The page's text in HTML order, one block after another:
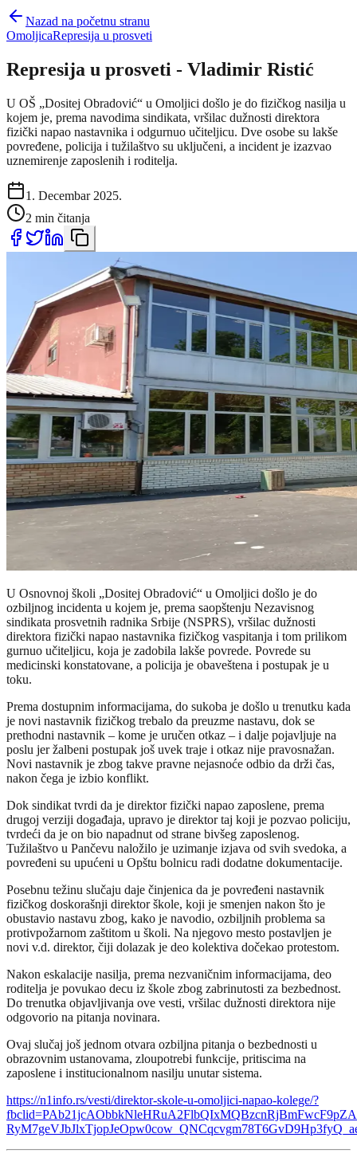
Nazad na početnu stranu
OmoljicaRepresija u prosveti
Represija u prosveti - Vladimir Ristić
U OŠ „Dositej Obradović“ u Omoljici došlo je do fizičkog nasilja u
kojem je, prema navodima sindikata, vršilac dužnosti direktora
fizički napao nastavnika i odgurnuo učiteljicu. Dve osobe su lakše
povređene, policija i tužilaštvo su uključeni, a incident je izazvao
uznemirenje zaposlenih i roditelja.
1. Decembar 2025.
2 min čitanja
U Osnovnoj školi „Dositej Obradović“ u Omoljici došlo je do
ozbiljnog incidenta u kojem je, prema saopštenju Nezavisnog
sindikata prosvetnih radnika Srbije (NSPRS), vršilac dužnosti
direktora fizički napao nastavnika fizičkog vaspitanja i tom prilikom
gurnuo učiteljicu, koja je zadobila lakše povrede. Povrede su
medicinski konstatovane, a policija je obaveštena i postupak je u
toku.
Prema dostupnim informacijama, do sukoba je došlo u trenutku kada
je novi nastavnik fizičkog trebalo da preuzme nastavu, dok se
prethodni nastavnik – kome je uručen otkaz – i dalje pojavljuje na
poslu jer žalbeni postupak još uvek traje i otkaz nije pravosnažan.
Novi nastavnik je zbog takve pravne nejasnoće odbio da drži čas,
nakon čega je izbio konflikt.
Dok sindikat tvrdi da je direktor fizički napao zaposlene, prema
drugoj verziji događaja, upravo je direktor taj koji je pozvao policiju,
tvrdeći da je on bio napadnut od strane bivšeg zaposlenog.
Tužilaštvo u Pančevu naložilo je uzimanje izjava od svih svedoka, a
povređeni su upućeni u Opštu bolnicu radi dodatne dokumentacije.
Posebnu težinu slučaju daje činjenica da je povređeni nastavnik
fizičkog doskorašnji direktor škole, koji je smenjen nakon što je
obustavio nastavu zbog, kako je navodio, ozbiljnih problema sa
protivpožarnom zaštitom u školi. Na njegovo mesto postavljen je
novi v.d. direktor, čiji dolazak je deo kolektiva dočekao protestom.
Nakon eskalacije nasilja, prema nezvaničnim informacijama, deo
roditelja je povukao decu iz škole zbog zabrinutosti za bezbednost.
Do trenutka objavljivanja ove vesti, vršilac dužnosti direktora nije
odgovorio na pitanja novinara.
Ovaj slučaj još jednom otvara ozbiljna pitanja o bezbednosti u
obrazovnim ustanovama, zloupotrebi funkcije, pritiscima na
zaposlene i institucionalnom nasilju unutar sistema.
https://n1info.rs/vesti/direktor-skole-u-omoljici-napao-kolege/?